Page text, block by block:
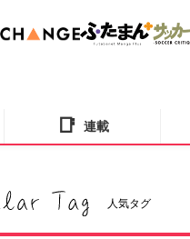
📑 連載
人気タグ